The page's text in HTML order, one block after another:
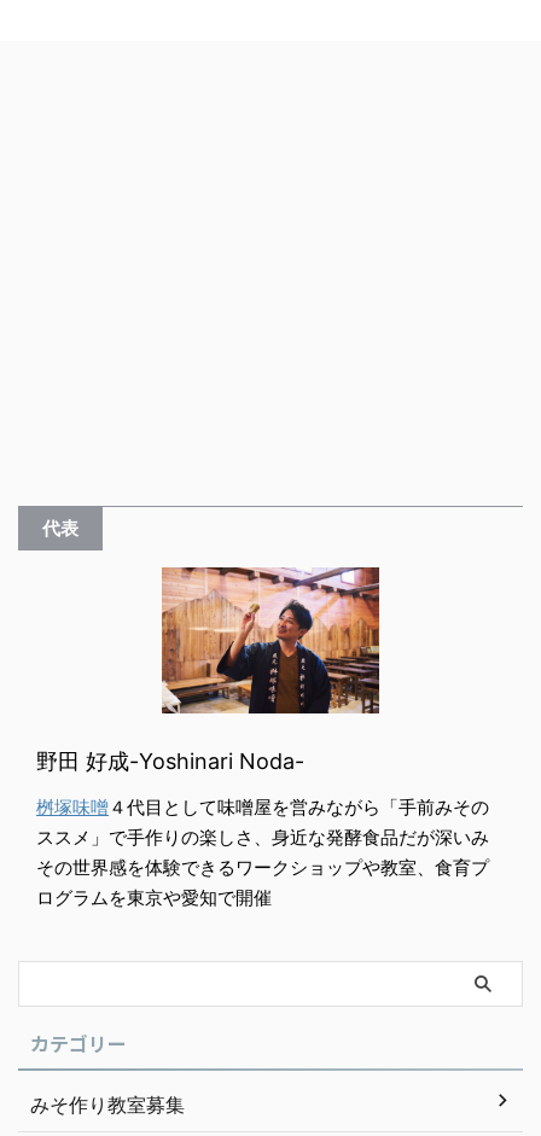
代表
野田 好成-Yoshinari Noda-
桝塚味噌４代目として味噌屋を営みながら「手前みその
ススメ」で手作りの楽しさ、身近な発酵食品だが深いみ
その世界感を体験できるワークショップや教室、食育プ
ログラムを東京や愛知で開催
カテゴリー
みそ作り教室募集